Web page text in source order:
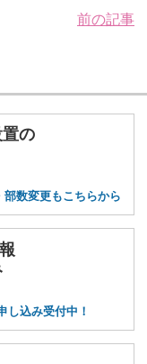
前の記事
の
数変更もこちらから
し込み受付中！